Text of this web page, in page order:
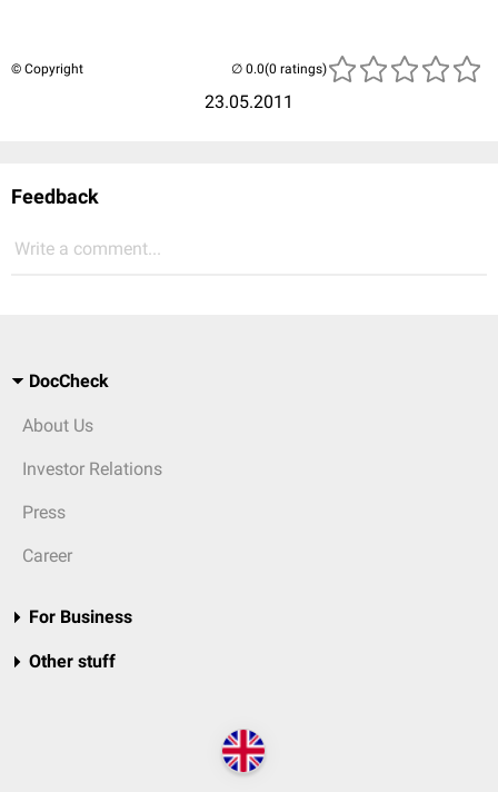
© Copyright
23.05.2011
(0 ratings)
Feedback
Write a comment...
DocCheck
About Us
Investor Relations
Press
Career
For Business
Other stuff